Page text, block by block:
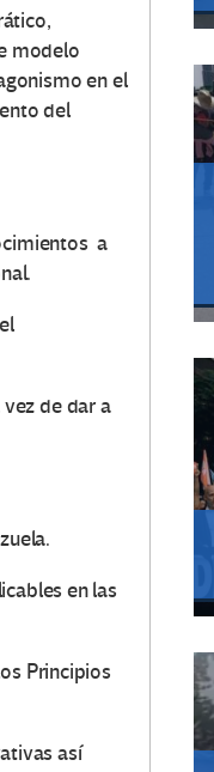
modelo
en el
del
a
de dar a
en las
Principios
así